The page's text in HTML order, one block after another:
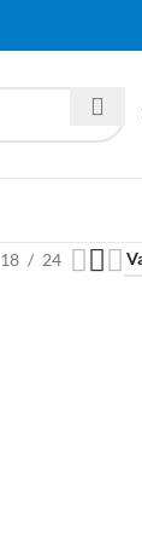
18 24